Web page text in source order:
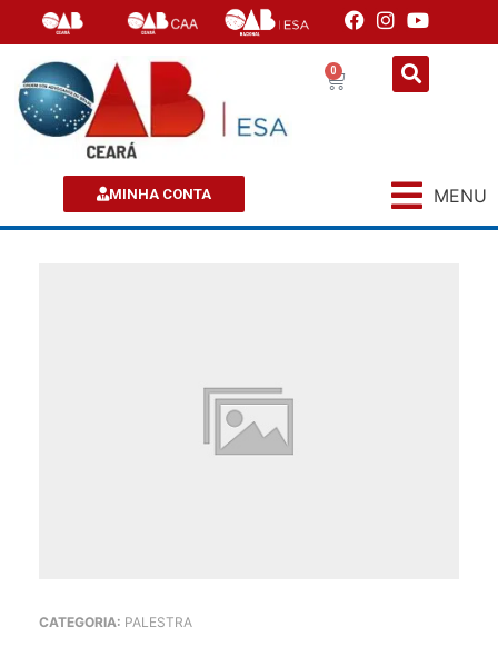
0
MINHA CONTA MENU
CATEGORIA: PALESTRA